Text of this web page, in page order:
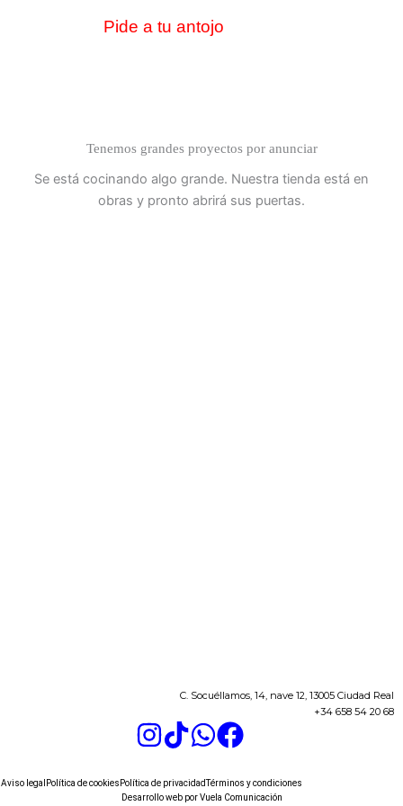
Pide a tu antojo
Tenemos grandes proyectos por anunciar
Se está cocinando algo grande. Nuestra tienda está en
obras y pronto abrirá sus puertas.
C. Socuéllamos, 14, nave 12, 13005 Ciudad Real
+34 658 54 20 68
Aviso legal Política de cookies Política de privacidadTérminos y condiciones
Desarrollo web porVuela Comunicación